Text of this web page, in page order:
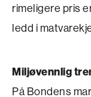
rimeligere pris
ledd i
Miljøvennlig
På Bondens